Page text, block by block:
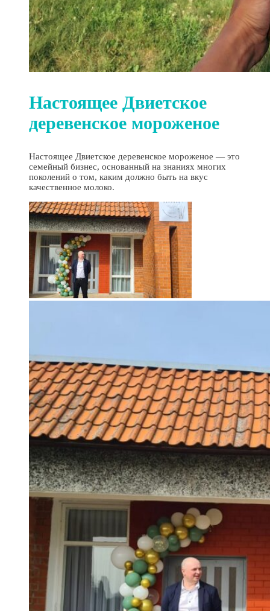
Настоящее Двиетское
деревенское мороженое
Настоящее Двиетское деревенское мороженое — это
семейный бизнес, основанный на знаниях многих
поколений о том, каким должно быть на вкус
качественное молоко.